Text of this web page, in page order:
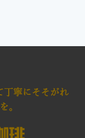
丁寧にそそがれ
。